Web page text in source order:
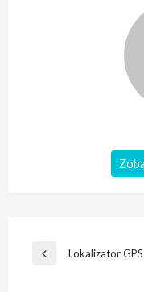
Nawigacja
Poprzedni
Lokalizator